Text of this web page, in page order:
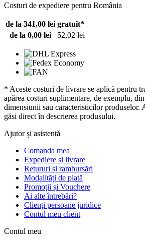
Costuri de expediere pentru România
de la 341,00 lei gratuit*
de la 0,00 lei
52,02 lei
* Aceste costuri de livrare se aplică pentru
apărea costuri suplimentare, de exemplu,
dimensiunii sau caracteristicilor produselor.
găsi direct în descrierea produsului.
Ajutor și asistență
Comanda mea
Expediere și livrare
Retururi și rambursări
Modalități de plată
Promoții și Vouchere
Ai alte întrebări?
Clienți persoane juridice
Contul meu client
Contul meu